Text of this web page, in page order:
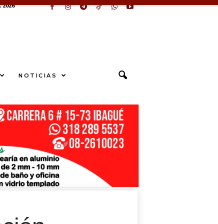
2026
NOTICIAS
+573249605958